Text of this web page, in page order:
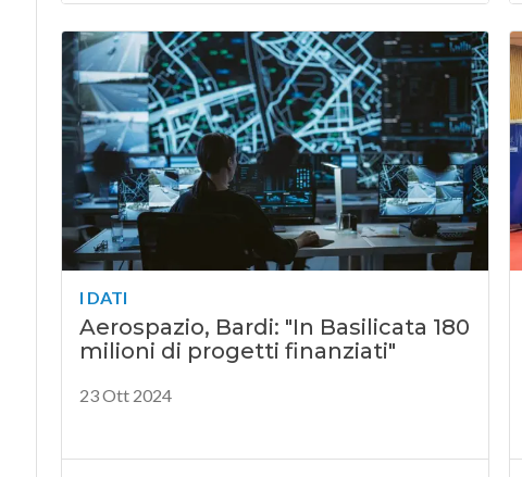
I DATI
Aerospazio, Bardi: "In Basilicata 180
milioni di progetti finanziati"
23 Ott 2024